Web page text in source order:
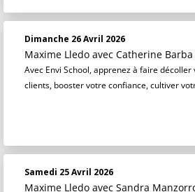
Dimanche 26 Avril 2026
Maxime Lledo avec Catherine Barba
Avec Envi School, apprenez à faire
clients, booster votre confiance, cultiver
Samedi 25 Avril 2026
Maxime Lledo avec Sandra